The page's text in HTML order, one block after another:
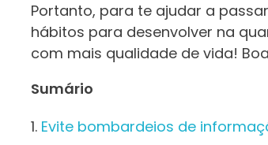
Portanto, para te ajudar a
hábitos para desenvolver na
com mais qualidade de vida!
Sumário
Evite bombardeios de